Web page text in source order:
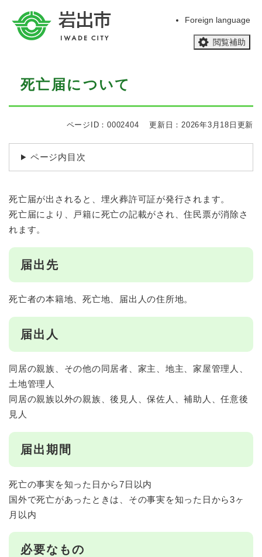
Foreign language
閲覧補助
死亡届について
ページID：0002404 更新日：2026年3月18日更新
ページ内目次
死亡届が出されると、埋火葬許可証が発行されます。
死亡届により、戸籍に死亡の記載がされ、住民票が消除さ
れます。
届出先
死亡者の本籍地、死亡地、届出人の住所地。
届出人
同居の親族、その他の同居者、家主、地主、家屋管理人、
土地管理人
同居の親族以外の親族、後見人、保佐人、補助人、任意後
見人
届出期間
死亡の事実を知った日から7日以内
国外で死亡があったときは、その事実を知った日から3ヶ
月以内
必要なもの